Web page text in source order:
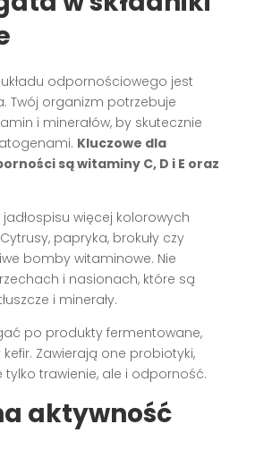
odpornościowego jest
Twój organizm potrzebuje
i minerałów, by skutecznie
Kluczowe dla
są witaminy C, D i E oraz
więcej kolorowych
papryka, brokuły czy
bomby witaminowe. Nie
i nasionach, które są
i minerały.
po produkty fermentowane,
Zawierają one probiotyki,
tylko trawienie, ale i odporność.
aktywność